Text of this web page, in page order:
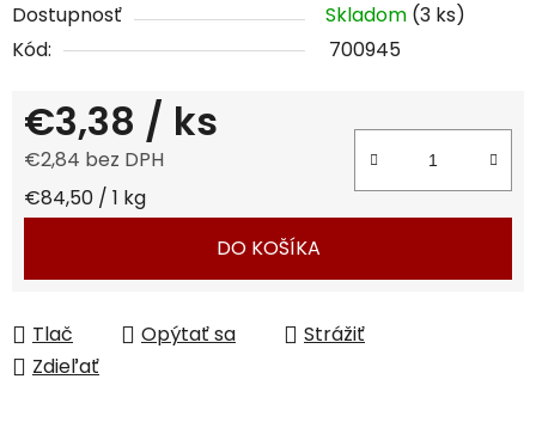
Dostupnosť Skladom (3 ks)
Kód:
700945
€3,38 / ks
€2,84 bez DPH
Jednotková cena:
€84,50 / 1 kg
DO KOŠÍKA
Tlač Opýtať sa
Strážiť
Zdieľať